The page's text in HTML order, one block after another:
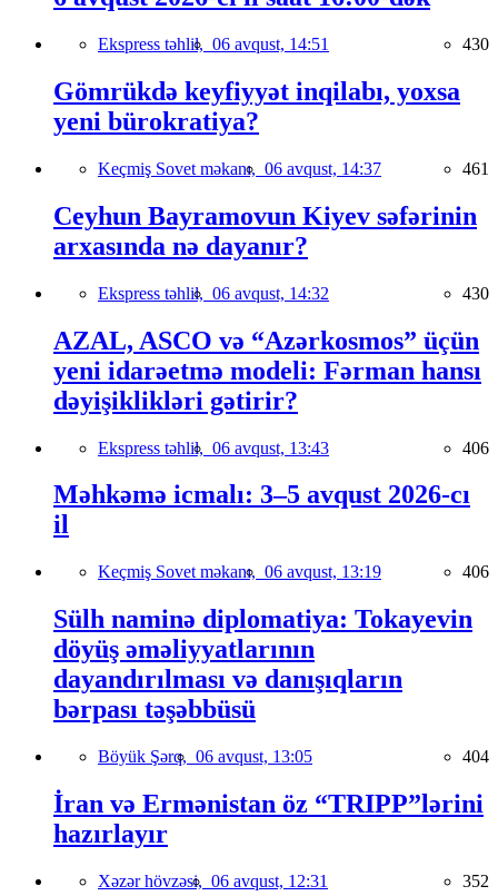
Ekspress təhlil, 06 avqust, 14:51 430
Gömrükdə keyfiyyət inqilabı, yoxsa
yeni bürokratiya?
Keçmiş Sovet məkanı, 06 avqust, 14:37 461
Ceyhun Bayramovun Kiyev səfərinin
arxasında nə dayanır?
Ekspress təhlil, 06 avqust, 14:32 430
AZAL, ASCO və “Azərkosmos” üçün
yeni idarəetmə modeli: Fərman hansı
dəyişiklikləri gətirir?
Ekspress təhlil, 06 avqust, 13:43 406
Məhkəmə icmalı: 3–5 avqust 2026-cı
il
Keçmiş Sovet məkanı, 06 avqust, 13:19 406
Sülh naminə diplomatiya: Tokayevin
döyüş əməliyyatlarının
dayandırılması və danışıqların
bərpası təşəbbüsü
Böyük Şərq, 06 avqust, 13:05 404
İran və Ermənistan öz “TRIPP”lərini
hazırlayır
Xəzər hövzəsi, 06 avqust, 12:31 352